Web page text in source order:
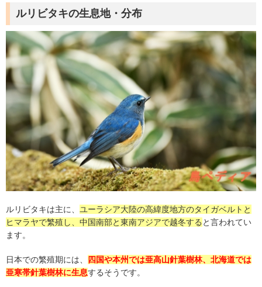
ルリビタキの生息地・分布
ルリビタキは主に、 ユーラシア大陸の高緯度地方のタイガベルトと
ヒマラヤで繁殖し、中国南部と東南アジアで越冬する と言われてい
ます。
日本での繁殖期には、
四国や本州では亜高山針葉樹林、北海道では
亜寒帯針葉樹林に生息するそうです。